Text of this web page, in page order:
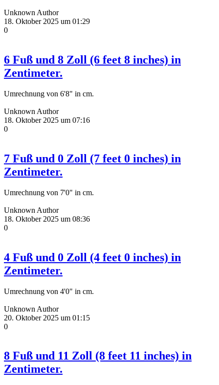
Unknown Author
18. Oktober 2025 um 01:29
0
6 Fuß und 8 Zoll (6 feet 8 inches) in
Zentimeter.
Umrechnung von 6'8" in cm.
Unknown Author
18. Oktober 2025 um 07:16
0
7 Fuß und 0 Zoll (7 feet 0 inches) in
Zentimeter.
Umrechnung von 7'0" in cm.
Unknown Author
18. Oktober 2025 um 08:36
0
4 Fuß und 0 Zoll (4 feet 0 inches) in
Zentimeter.
Umrechnung von 4'0" in cm.
Unknown Author
20. Oktober 2025 um 01:15
0
8 Fuß und 11 Zoll (8 feet 11 inches) in
Zentimeter.